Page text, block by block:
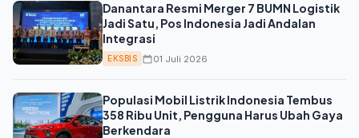
Danantara Resmi Merger 7 BUMN Logistik
Jadi Satu, Pos Indonesia Jadi Andalan
Integrasi
EKSBIS 01 Juli 2026
Populasi Mobil Listrik Indonesia Tembus
358 Ribu Unit, Pengguna Harus Ubah Gaya
Berkendara